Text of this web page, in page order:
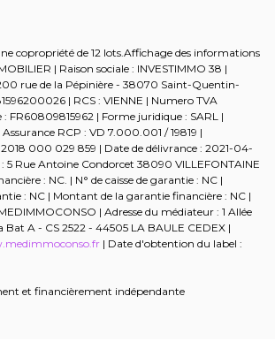
copropriété de 12 lots.Affichage des informations
| Raison sociale : INVESTIMMO 38 |
200 rue de la Pépinière - 38070 Saint-Quentin-
| RCS : VIENNE | Numero TVA
| Forme juridique : SARL |
RCP : VD 7.000.001 / 19819 |
000 029 859 | Date de délivrance : 2021-04-
: 5 Rue Antoine Condorcet 38090 VILLEFONTAINE
: NC. | N° de caisse de garantie : NC |
: NC | Montant de la garantie financière : NC |
| Adresse du médiateur : 1 Allée
Bat A - CS 2522 - 44505 LA BAULE CEDEX |
| Date d'obtention du label :
et financièrement indépendante